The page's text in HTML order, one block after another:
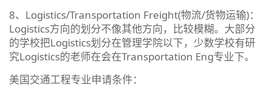
8、Logistics/Transportation Freight(物流/货物运输)：
Logistics方向的划分不像其他方向，比较模糊。大部分
的学校把Logistics划分在管理学院以下，少数学校有研
究Logistics的老师在会在Transportation Eng专业下。
美国交通工程专业申请条件：